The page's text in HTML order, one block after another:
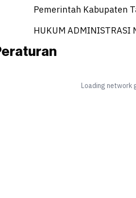
Pemerintah Kabupaten
HUKUM ADMINISTRASI
Loading network